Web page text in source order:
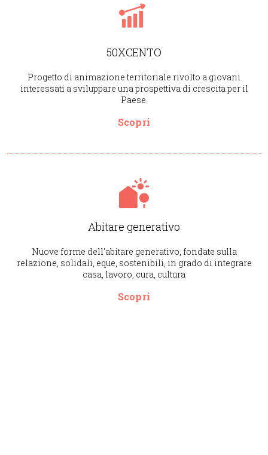
50XCENTO
Progetto di animazione territoriale rivolto a giovani
interessati a sviluppare una prospettiva di crescita per il
Paese.
Scopri
Abitare generativo
Nuove forme dell'abitare generativo, fondate sulla
relazione, solidali, eque, sostenibili, in grado di integrare
casa, lavoro, cura, cultura
Scopri